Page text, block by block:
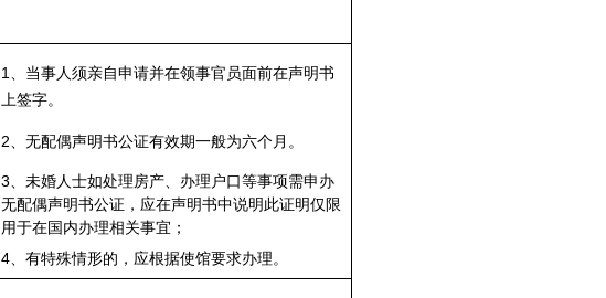
1、当事人须亲自申请并在领事官员面前在声明书
上签字。
2、无配偶声明书公证有效期一般为六个月。
3、未婚人士如处理房产、办理户口等事项需申办
无配偶声明书公证，应在声明书中说明此证明仅限
用于在国内办理相关事宜；
4、有特殊情形的，应根据使馆要求办理。